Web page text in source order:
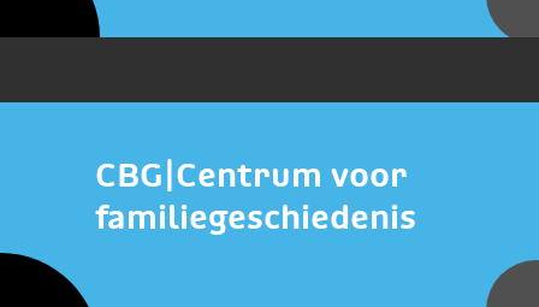
CBG|Centrum voor
familiegeschiedenis